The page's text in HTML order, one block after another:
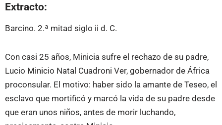
Extracto:
Barcino. 2.ª mitad siglo ii d. C.
Con casi 25 años, Minicia sufre el rechazo de su padre,
Lucio Minicio Natal Cuadroni Ver, gobernador de África
proconsular. El motivo: haber sido la amante de Teseo, el
esclavo que mortificó y marcó la vida de su padre desde
que eran unos niños, antes de morir luchando,